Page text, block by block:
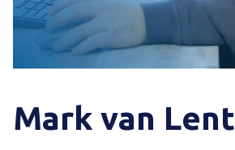
Mark van Lent